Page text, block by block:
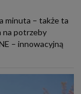
minuta – także ta
na potrzeby
– innowacyjną